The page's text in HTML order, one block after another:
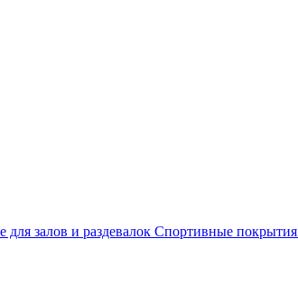
для залов и раздевалок Спортивные покрытия